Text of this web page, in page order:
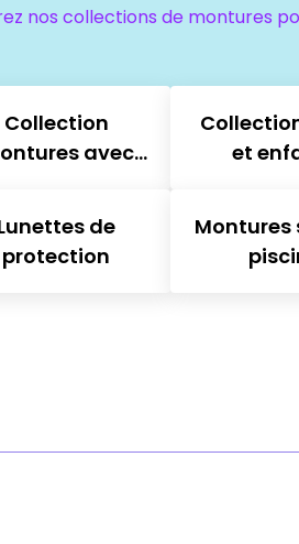
nos collections de montures
Collection
avec
et
de
protection
Montures